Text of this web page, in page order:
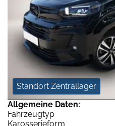
Standort Zentrallager
Allgemeine Daten:
Fahrzeugtyp
Karosserieform